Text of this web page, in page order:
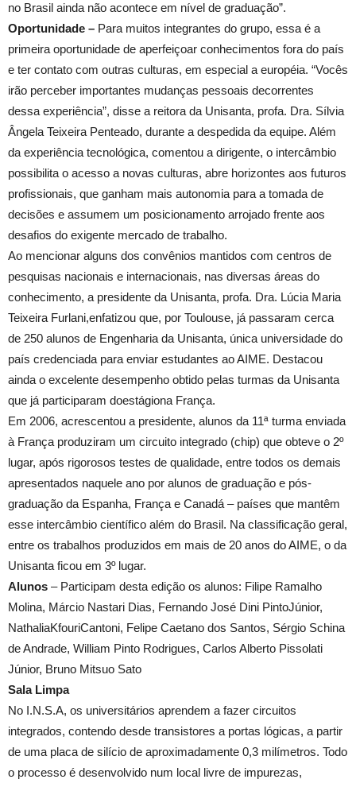
no Brasil ainda não acontece em nível de graduação”.
Oportunidade – Para muitos integrantes do grupo, essa é a
primeira oportunidade de aperfeiçoar conhecimentos fora do país
e ter contato com outras culturas, em especial a européia. “Vocês
irão perceber importantes mudanças pessoais decorrentes
dessa experiência”, disse a reitora da Unisanta, profa. Dra. Sílvia
Ângela Teixeira Penteado, durante a despedida da equipe. Além
da experiência tecnológica, comentou a dirigente, o intercâmbio
possibilita o acesso a novas culturas, abre horizontes aos futuros
profissionais, que ganham mais autonomia para a tomada de
decisões e assumem um posicionamento arrojado frente aos
desafios do exigente mercado de trabalho.
Ao mencionar alguns dos convênios mantidos com centros de
pesquisas nacionais e internacionais, nas diversas áreas do
conhecimento, a presidente da Unisanta, profa. Dra. Lúcia Maria
Teixeira Furlani,enfatizou que, por Toulouse, já passaram cerca
de 250 alunos de Engenharia da Unisanta, única universidade do
país credenciada para enviar estudantes ao AIME. Destacou
ainda o excelente desempenho obtido pelas turmas da Unisanta
que já participaram doestágiona França.
Em 2006, acrescentou a presidente, alunos da 11ª turma enviada
à França produziram um circuito integrado (chip) que obteve o 2º
lugar, após rigorosos testes de qualidade, entre todos os demais
apresentados naquele ano por alunos de graduação e pós-
graduação da Espanha, França e Canadá – países que mantêm
esse intercâmbio científico além do Brasil. Na classificação geral,
entre os trabalhos produzidos em mais de 20 anos do AIME, o da
Unisanta ficou em 3º lugar.
Alunos – Participam desta edição os alunos: Filipe Ramalho
Molina, Márcio Nastari Dias, Fernando José Dini PintoJúnior,
NathaliaKfouriCantoni, Felipe Caetano dos Santos, Sérgio Schina
de Andrade, William Pinto Rodrigues, Carlos Alberto Pissolati
Júnior, Bruno Mitsuo Sato
Sala Limpa
No I.N.S.A, os universitários aprendem a fazer circuitos
integrados, contendo desde transistores a portas lógicas, a partir
de uma placa de silício de aproximadamente 0,3 milímetros. Todo
o processo é desenvolvido num local livre de impurezas,